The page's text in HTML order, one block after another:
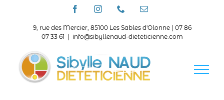
FacebookInstagramTéléphoneEmail
9, rue des Mercier, 85100 Les Sables d'Olonne | 07 86
07 33 61
info@sibyllenaud-dieteticienne.com